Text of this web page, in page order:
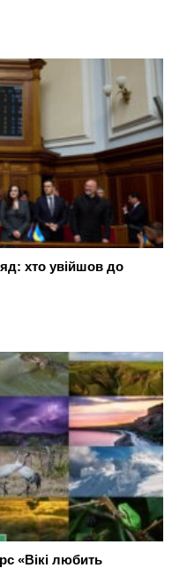
хто увійшов до
«Вікі любить